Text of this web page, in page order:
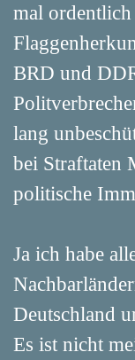
mal
BRD und
lang
bei Straftaten
politische
Ja ich habe
Deutschland
Es ist nicht